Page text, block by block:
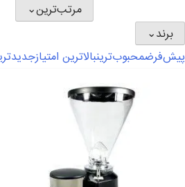
مرتب‌ترین⌄
برند⌄
پیش‌فرضمحبوب‌ترینبالاترین امتیاز